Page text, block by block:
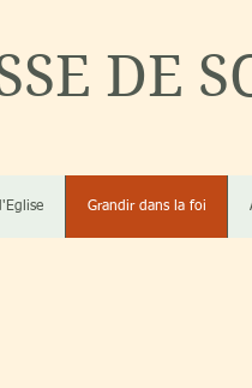
Grandir dans la foi
DE